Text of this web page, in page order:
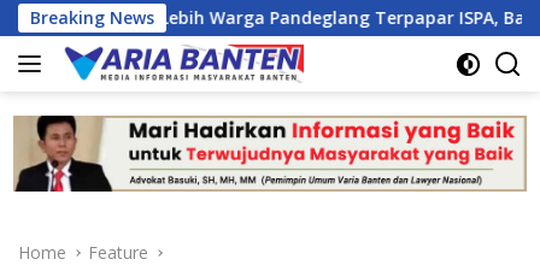
Skip
to
content
Breaking News
Ribu Lebih Warga Pandeglang Terpapar ISPA, Basuki, SH.,
Home Feature